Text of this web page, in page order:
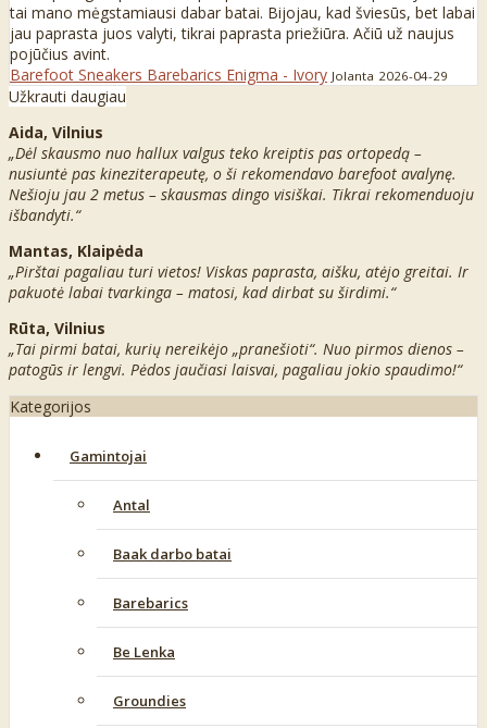
tai mano mėgstamiausi dabar batai. Bijojau, kad šviesūs, bet labai
jau paprasta juos valyti, tikrai paprasta priežiūra. Ačiū už naujus
pojūčius avint.
Barefoot Sneakers Barebarics Enigma - Ivory Jolanta 2026-04-29
Užkrauti daugiau
Aida, Vilnius
„Dėl skausmo nuo hallux valgus teko kreiptis pas ortopedą –
nusiuntė pas kineziterapeutę, o ši rekomendavo barefoot avalynę.
Nešioju jau 2 metus – skausmas dingo visiškai. Tikrai rekomenduoju
išbandyti.“
Mantas, Klaipėda
„Pirštai pagaliau turi vietos! Viskas paprasta, aišku, atėjo greitai. Ir
pakuotė labai tvarkinga – matosi, kad dirbat su širdimi.“
Rūta, Vilnius
„Tai pirmi batai, kurių nereikėjo „pranešioti“. Nuo pirmos dienos –
patogūs ir lengvi. Pėdos jaučiasi laisvai, pagaliau jokio spaudimo!“
Kategorijos
Gamintojai
Antal
Baak darbo batai
Barebarics
Be Lenka
Groundies